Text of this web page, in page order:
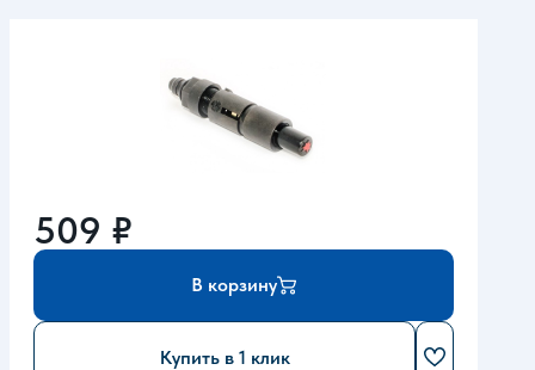
509 ₽
В корзину
Купить в 1 клик